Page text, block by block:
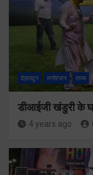
देहरादून मनोरंजन राज्य
डीआईजी खंडुरी के
4 years ago